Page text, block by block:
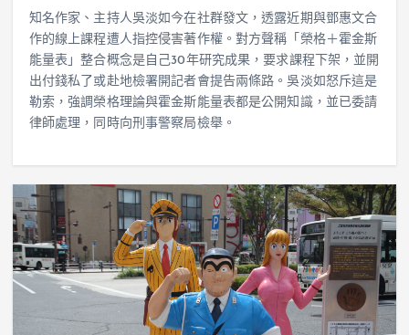
知名作家、主持人吳淡如今在社群發文，透露近期與鄧惠文合
作的線上課程遭人指控侵害著作權。對方聲稱「榮格＋霍金斯
能量表」整合概念是自己30年研究成果，要求課程下架，並開
出付錢私了或赴地檢署開記者會提告兩條路。吳淡如怒斥這是
勒索，強調榮格理論與霍金斯能量表都是公開知識，並已委請
律師處理，同時向刑事警察局檢舉。